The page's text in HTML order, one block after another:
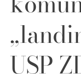
USP